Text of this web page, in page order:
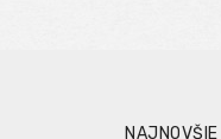
NAJNOVŠIE